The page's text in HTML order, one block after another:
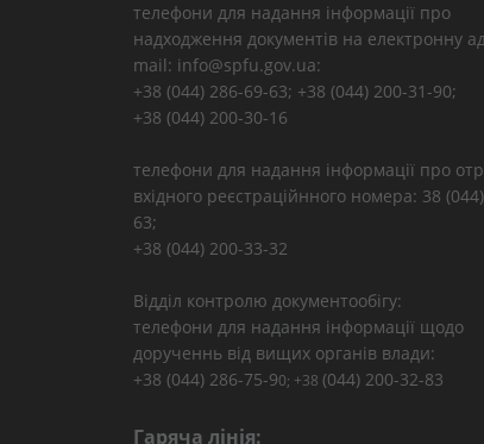
телефони для надання інформації про
надходження документів на електронну
mail: info@spfu.gov.ua:
+38 (044) 286-69-63; +38 (044) 200-31-90;
+38 (044) 200-30-16
телефони для надання інформації про
вхідного реєстраційнного номера: 38
63;
+38 (044) 200-33-32
Відділ контролю документообігу:
телефони для надання інформації щодо
дорученнь від вищих органів влади:
+38 (044) 286-75-90; +38 (044) 200-32-83
Гаряча лінія: